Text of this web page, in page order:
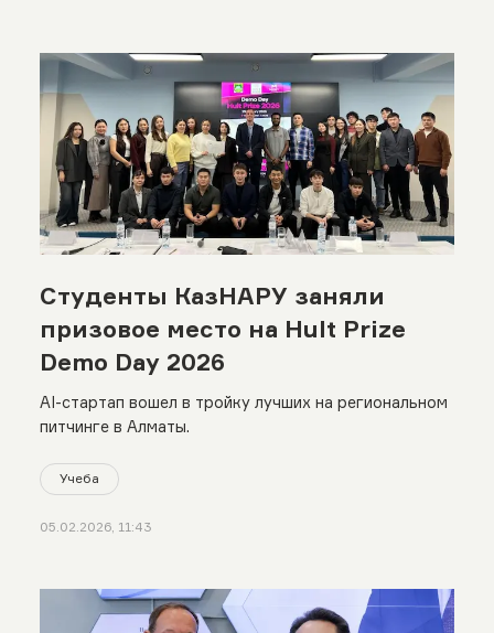
Студенты КазНАРУ заняли
призовое место на Hult Prize
Demo Day 2026
AI-стартап вошел в тройку лучших на региональном
питчинге в Алматы.
Учеба
05.02.2026, 11:43